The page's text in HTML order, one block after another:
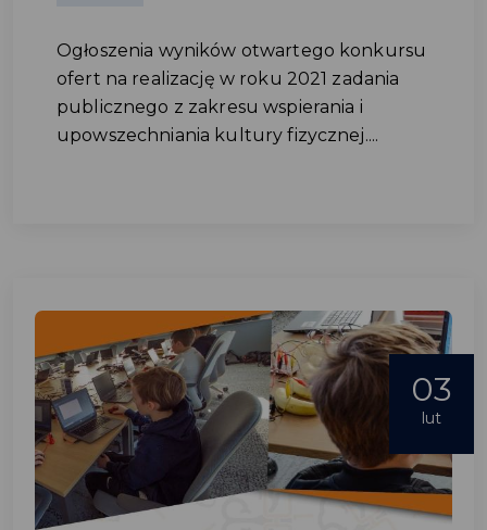
Ogłoszenia wyników otwartego konkursu
ofert na realizację w roku 2021 zadania
publicznego z zakresu wspierania i
upowszechniania kultury fizycznej....
03
lut